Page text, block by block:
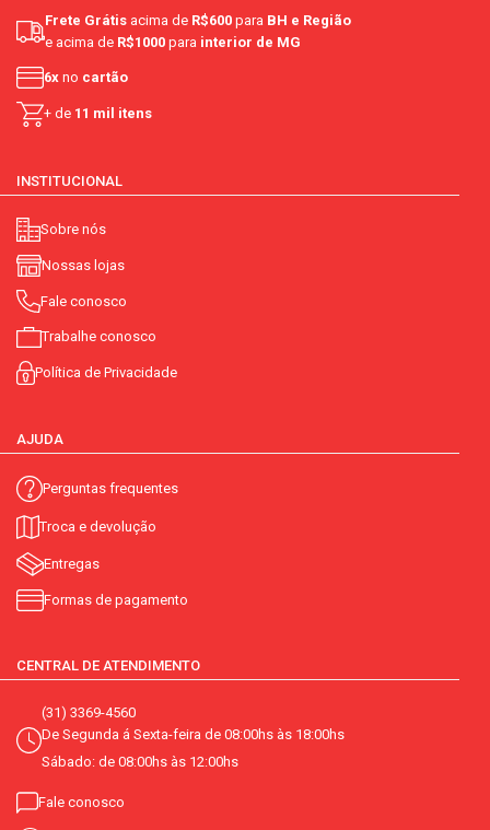
Frete Grátis acima de R$600 para BH e Região
e acima de R$1000 para interior de MG
6x no cartão
+ de 11 mil itens
INSTITUCIONAL
Sobre nós
Nossas lojas
Fale conosco
Trabalhe conosco
Política de Privacidade
AJUDA
Perguntas frequentes
Troca e devolução
Entregas
Formas de pagamento
CENTRAL DE ATENDIMENTO
(31) 3369-4560
De Segunda á Sexta-feira de 08:00hs às 18:00hs
Sábado: de 08:00hs às 12:00hs
Fale conosco